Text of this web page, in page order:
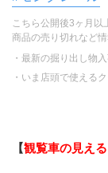
こちら公開後3ヶ月以
商品の売り切れなど
・最新の掘り出し物
・いま店頭で使える
【観覧車の見え